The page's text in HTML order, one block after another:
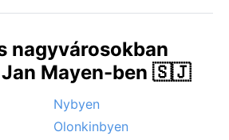
nagyvárosokban
Jan Mayen-ben 🇸🇯
Nybyen
Olonkinbyen